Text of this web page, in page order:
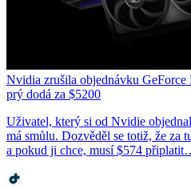
Nvidia zrušila objednávku
prý dodá za $5200
Uživatel, který si od Nvidie
má smůlu. Dozvěděl se totiž, že za
a pokud ji chce, musí $574